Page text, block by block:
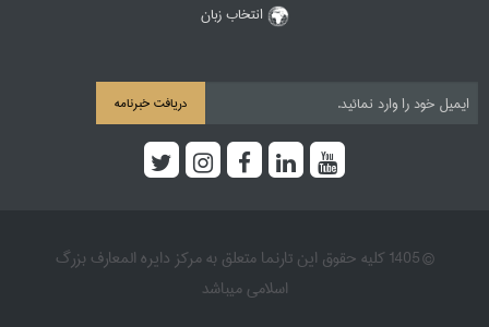
انتخاب زبان
دریافت خبرنامه
© 1405 کلیه حقوق این تارنما متعلق به مرکز دایره المعارف بزرگ
اسلامی میباشد